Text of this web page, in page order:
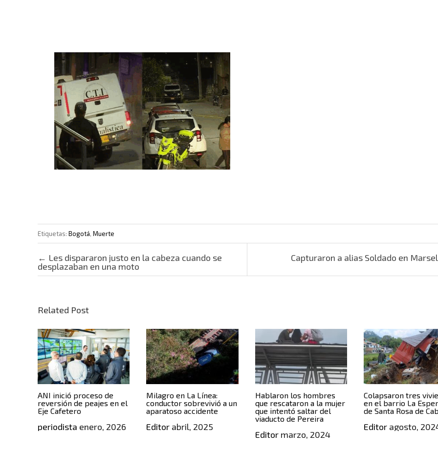
Etiquetas: Bogotá, Muerte
Post navigation
← Les dispararon justo en la cabeza cuando se
desplazaban en una moto
Capturaron a alias Soldado en
Related Post
ANI inició proceso de
reversión de peajes en el
Eje Cafetero
periodista enero, 2026
Milagro en La Línea:
conductor sobrevivió a un
aparatoso accidente
Editor abril, 2025
Hablaron los hombres
que rescataron a la mujer
que intentó saltar del
viaducto de Pereira
Editormarzo, 2024
Colapsaron tres
en el barrio La
de Santa Rosa de
Editor agosto,